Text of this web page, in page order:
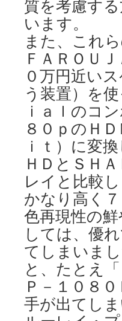
質を考慮す
います。
また、これ
ＦＡＲＯＵ
０万円近い
う装置）を
ｉａｌのコ
８０ｐのＨ
ｉｔ）に変
ＨＤとＳＨ
レイと比較
かなり高く
色再現性の
しては、優
てしまいま
と、たとえ
Ｐ－１０８
手が出てし